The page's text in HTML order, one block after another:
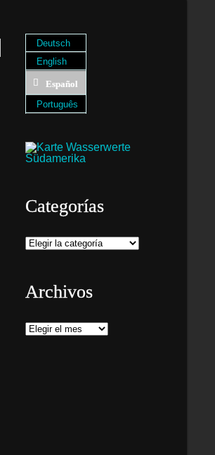
Deutsch
English
Español
Português
Categorías
Categorías
Archivos
Archivos